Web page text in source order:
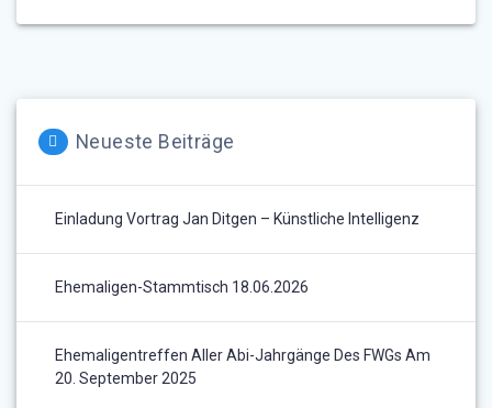
Neueste Beiträge
Einladung Vortrag Jan Ditgen – Künstliche Intelligenz
Ehemaligen-Stammtisch 18.06.2026
Ehemaligentreffen Aller Abi-Jahrgänge Des FWGs Am
20. September 2025